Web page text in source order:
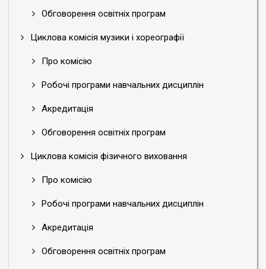
Обговорення освітніх програм
Циклова комісія музики і хореографії
Про комісію
Робочі програми навчальних дисциплін
Акредитація
Обговорення освітніх програм
Циклова комісія фізичного виховання
Про комісію
Робочі програми навчальних дисциплін
Акредитація
Обговорення освітніх програм